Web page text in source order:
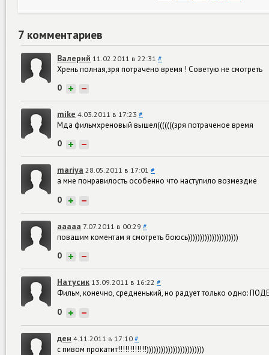
7 комментариев
Валерий 11.02.2011 в 22:31 #
Хрень полная,зря потрачено время ! Советую не смотреть
0 + −
mike 4.03.2011 в 17:23 #
Мда фильмхреновый вышел(((((((зря потраченое время
0 + −
mariya 28.05.2011 в 17:01 #
а мне понравилость особенно что наступило возмездие
0 + −
ааааа 7.07.2011 в 00:29 #
повашим коментам я смотреть боюсь)))))))))))))))))))))
0 + −
Натусик 13.09.2011 в 16:22 #
Фильм, конечно, средненький, но радует только одно:
0 + −
ден 4.11.2011 в 17:10 #
с пивом прокатит!!!!!!!!!!!!))))))))))))))))))))))))